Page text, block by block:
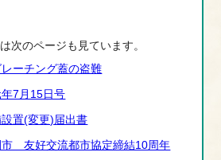
次のページも見ています。
ーチング蓋の盗難
7月15日号
置(変更)届出書
市 友好交流都市協定締結10周年